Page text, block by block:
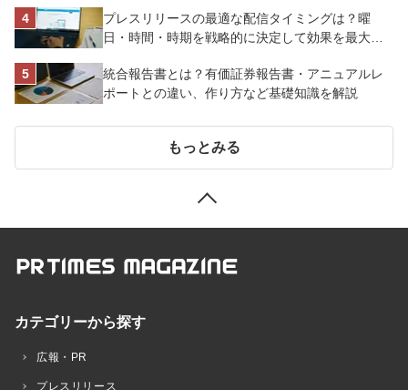
プレスリリースの最適な配信タイミングは？曜
日・時間・時期を戦略的に決定して効果を最大化
統合報告書とは？有価証券報告書・アニュアルレ
ポートとの違い、作り方など基礎知識を解説
もっとみる
カテゴリーから探す
広報・PR
プレスリリース